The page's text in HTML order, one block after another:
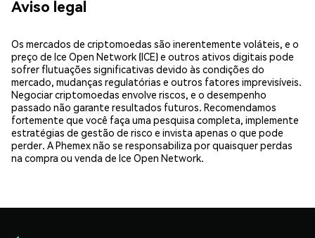
Aviso legal
Os mercados de criptomoedas são inerentemente voláteis, e o
preço de Ice Open Network (ICE) e outros ativos digitais pode
sofrer flutuações significativas devido às condições do
mercado, mudanças regulatórias e outros fatores imprevisíveis.
Negociar criptomoedas envolve riscos, e o desempenho
passado não garante resultados futuros. Recomendamos
fortemente que você faça uma pesquisa completa, implemente
estratégias de gestão de risco e invista apenas o que pode
perder. A Phemex não se responsabiliza por quaisquer perdas
na compra ou venda de Ice Open Network.